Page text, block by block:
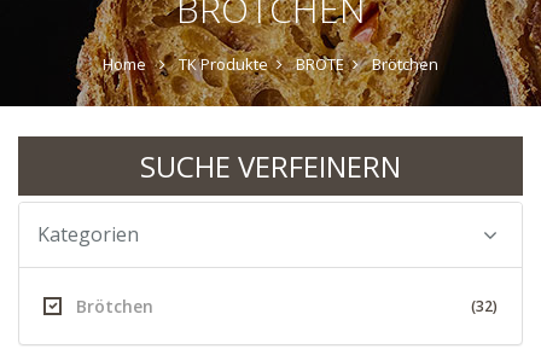
Home TK Produkte BROTE Brötchen
SUCHE VERFEINERN
Kategorien
Brötchen (32)